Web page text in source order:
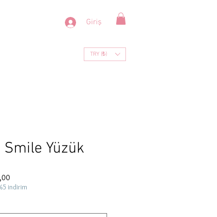
Giriş
TRY (₺)
Yüzük
Fiyat
indirim